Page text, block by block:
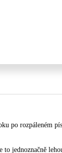
po rozpáleném
jednoznačně